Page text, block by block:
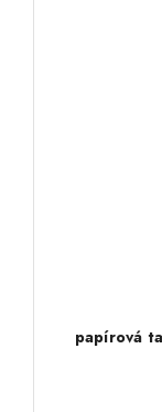
papírová